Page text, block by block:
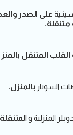
على الصدر
المتنقل
السونار بالمنزل.
المنزلية و ال